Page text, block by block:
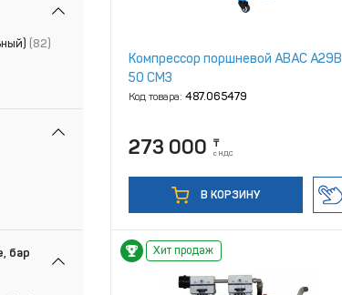
(82)
бар
Компрессор поршневой ABAC A29B
50 CM3
Код товара: 487.065479
273 000 ₸
с НДС
В КОРЗИНУ
Хит продаж